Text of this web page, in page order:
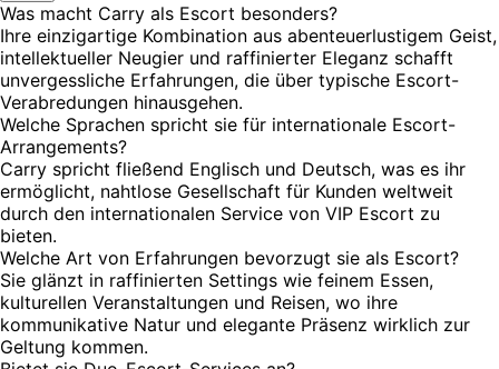
Was macht Carry als Escort besonders?
Ihre einzigartige Kombination aus abenteuerlustigem Geist,
intellektueller Neugier und raffinierter Eleganz schafft
unvergessliche Erfahrungen, die über typische Escort-
Verabredungen hinausgehen.
Welche Sprachen spricht sie für internationale Escort-
Arrangements?
Carry spricht fließend Englisch und Deutsch, was es ihr
ermöglicht, nahtlose Gesellschaft für Kunden weltweit
durch den internationalen Service von VIP Escort zu
bieten.
Welche Art von Erfahrungen bevorzugt sie als Escort?
Sie glänzt in raffinierten Settings wie feinem Essen,
kulturellen Veranstaltungen und Reisen, wo ihre
kommunikative Natur und elegante Präsenz wirklich zur
Geltung kommen.